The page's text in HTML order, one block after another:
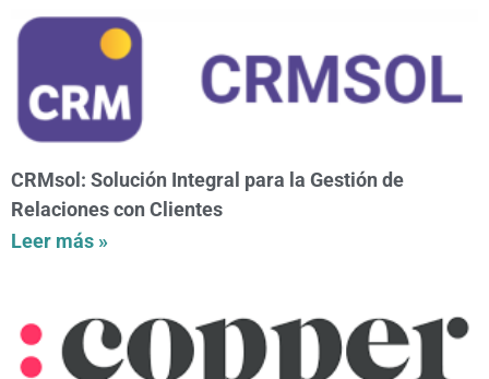
CRMsol: Solución Integral para la Gestión de
Relaciones con Clientes
Leer más »